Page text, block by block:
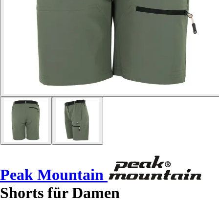
Peak Mountain
Shorts für Damen